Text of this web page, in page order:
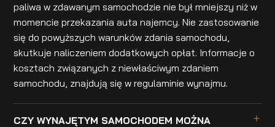
paliwa w zdawanym samochodzie nie był mniejszy niż w
momencie przekazania auta najemcy. Nie zastosowanie
się do powyższych warunków zdania samochodu,
skutkuje naliczeniem dodatkowych opłat. Informacje o
kosztach związanych z niewłaściwym zdaniem
samochodu, znajdują się w regulaminie wynajmu.
CZY WYNAJĘTYM SAMOCHODEM MOŻNA